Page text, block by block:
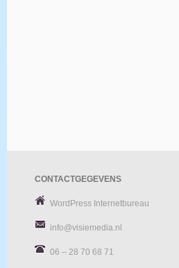
CONTACTGEGEVENS
WordPress Internetbureau
info@visiemedia.nl
06 – 28 70 68 71